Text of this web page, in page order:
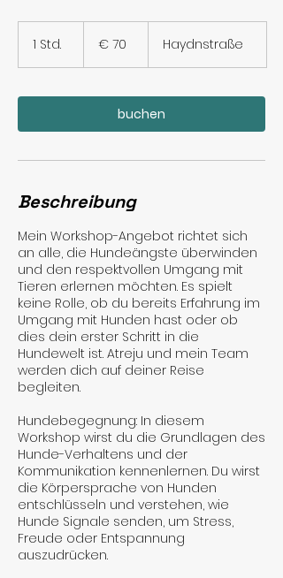
1 Std.
d
€ 70 Haydnstraße
buchen
Beschreibung
Mein Workshop-Angebot richtet sich
an alle, die Hundeängste überwinden
und den respektvollen Umgang mit
Tieren erlernen möchten. Es spielt
keine Rolle, ob du bereits Erfahrung im
Umgang mit Hunden hast oder ob
dies dein erster Schritt in die
Hundewelt ist. Atreju und mein Team
werden dich auf deiner Reise
begleiten.
Hundebegegnung: In diesem
Workshop wirst du die Grundlagen des
Hunde-Verhaltens und der
Kommunikation kennenlernen. Du wirst
die Körpersprache von Hunden
entschlüsseln und verstehen, wie
Hunde Signale senden, um Stress,
Freude oder Entspannung
auszudrücken.